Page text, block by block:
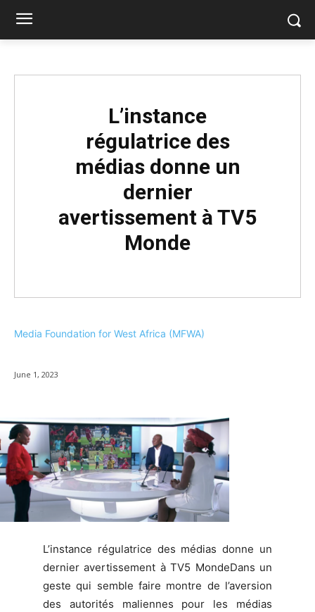
L’instance
régulatrice des
médias donne un
dernier
avertissement à TV5
Monde
Media Foundation for West Africa (MFWA)
June 1, 2023
L’instance régulatrice des médias donne un
dernier avertissement à TV5 MondeDans un
geste qui semble faire montre de l’aversion
des autorités maliennes pour les médias